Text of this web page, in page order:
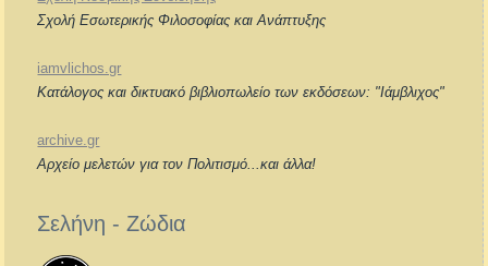
Σχολή Εσωτερικής Φιλοσοφίας και Ανάπτυξης
iamvlichos.gr
Κατάλογος και δικτυακό βιβλιοπωλείο των εκδόσεων: "Ιάμβλιχος"
archive.gr
Αρχείο μελετών για τον Πολιτισμό...και άλλα!
Σελήνη - Ζώδια